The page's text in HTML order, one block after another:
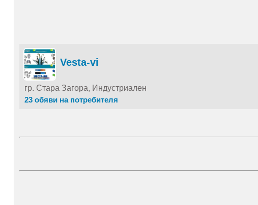
Vesta-vi
гр. Стара Загора, Индустриален
23 обяви на потребителя